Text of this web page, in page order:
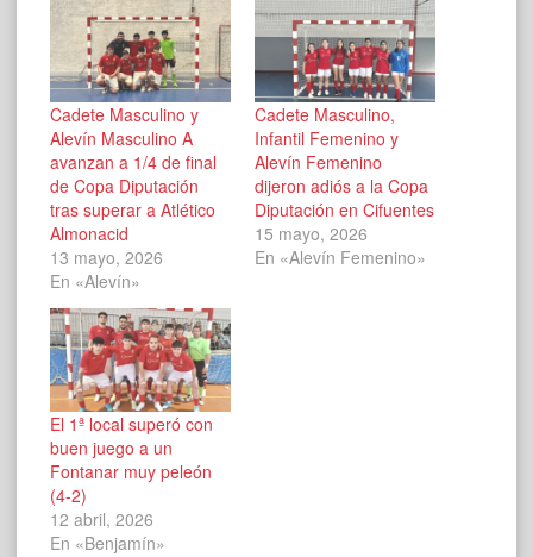
Cadete Masculino y
Alevín Masculino A
avanzan a 1/4 de final
de Copa Diputación
tras superar a Atlético
Almonacid
13 mayo, 2026
En «Alevín»
Cadete Masculino,
Infantil Femenino y
Alevín Femenino
dijeron adiós a la Copa
Diputación en Cifuentes
15 mayo, 2026
En «Alevín Femenino»
El 1ª local superó con
buen juego a un
Fontanar muy peleón
(4-2)
12 abril, 2026
En «Benjamín»